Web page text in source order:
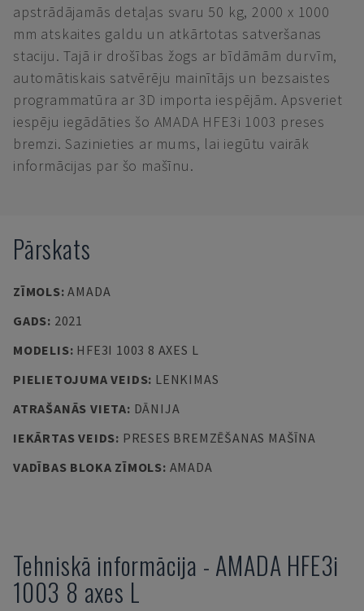
apstrādājamās detaļas svaru 50 kg, 2000 x 1000
mm atskaites galdu un atkārtotas satveršanas
staciju. Tajā ir drošības žogs ar bīdāmām durvīm,
automātiskais satvērēju mainītājs un bezsaistes
programmatūra ar 3D importa iespējām. Apsveriet
iespēju iegādāties šo AMADA HFE3i 1003 preses
bremzi. Sazinieties ar mums, lai iegūtu vairāk
informācijas par šo mašīnu.
Pārskats
ZĪMOLS:AMADA
GADS: 2021
MODELIS: HFE3I 1003 8 AXES L
PIELIETOJUMA VEIDS: LENKIMAS
ATRAŠANĀS VIETA: DĀNIJA
IEKĀRTAS VEIDS: PRESES BREMZĒŠANAS MAŠĪNA
VADĪBAS BLOKA ZĪMOLS: AMADA
Tehniskā informācija - AMADA HFE3i
1003 8 axes L